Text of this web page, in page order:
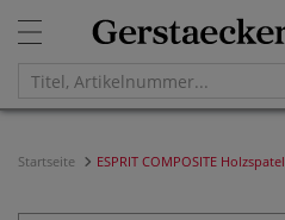
Startseite ESPRIT COMPOSITE Holzspatel